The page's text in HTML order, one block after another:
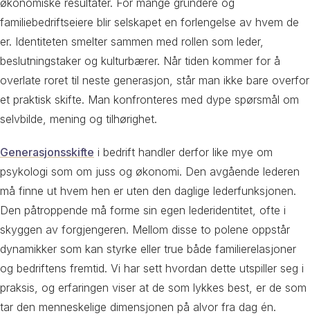
økonomiske resultater. For mange gründere og
familiebedriftseiere blir selskapet en forlengelse av hvem de
er. Identiteten smelter sammen med rollen som leder,
beslutningstaker og kulturbærer. Når tiden kommer for å
overlate roret til neste generasjon, står man ikke bare overfor
et praktisk skifte. Man konfronteres med dype spørsmål om
selvbilde, mening og tilhørighet.
Generasjonsskifte i bedrift handler derfor like mye om
psykologi som om juss og økonomi. Den avgående lederen
må finne ut hvem hen er uten den daglige lederfunksjonen.
Den påtroppende må forme sin egen lederidentitet, ofte i
skyggen av forgjengeren. Mellom disse to polene oppstår
dynamikker som kan styrke eller true både familierelasjoner
og bedriftens fremtid. Vi har sett hvordan dette utspiller seg i
praksis, og erfaringen viser at de som lykkes best, er de som
tar den menneskelige dimensjonen på alvor fra dag én.